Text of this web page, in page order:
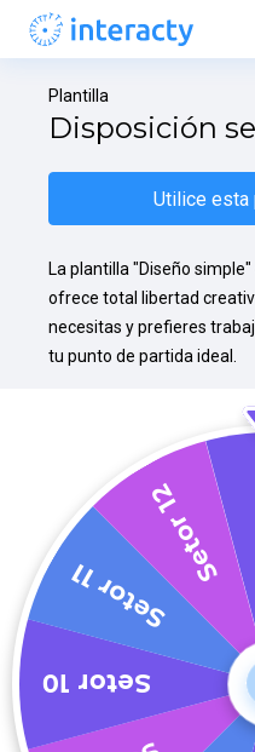
Plantilla
Disposición
Utilice esta
La plantilla "Diseño
ofrece total libertad
necesitas y prefieres
tu punto de partida ideal.